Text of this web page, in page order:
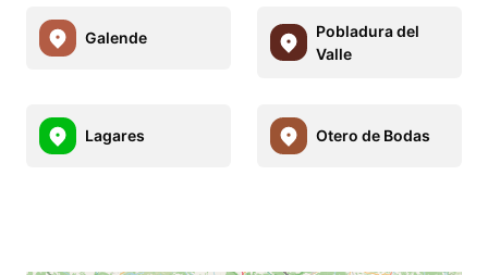
Galende
Pobladura del
Valle
Lagares Otero de Bodas